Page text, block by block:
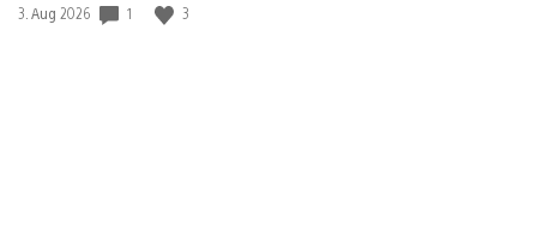
Veröffentlichungsdatum:
3. Aug 2026 1 3